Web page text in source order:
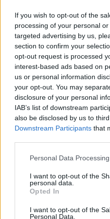
If you wish to opt-out of the
processing of your personal
targeted advertising by us,
section to confirm your
opt-out request is processed
interest-based ads based on
us or personal information
your opt-out. You may
disclosure of your personal
IAB’s list of downstream
also be disclosed by us to
Downstream Participants that
Personal Data
I want to opt-out of the
personal data.
Opted In
I want to opt-out of the
Personal Data.
Börja prenumerera för att
Starta din prenumeration
Eller logga in på ditt konto
Username or E-mail
Password
Remember Me